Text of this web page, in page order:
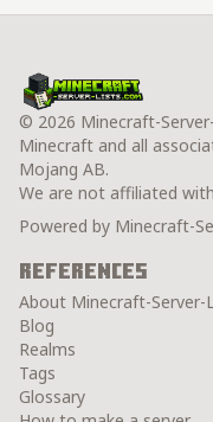
© 2026 Minecraft-
Minecraft and all
Mojang AB.
We are not affiliated
Powered by Minecraft-
References
About Minecraft-Server-
Blog
Realms
Tags
Glossary